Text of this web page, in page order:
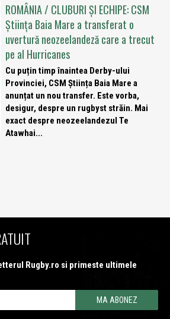
ROMÂNIA / CLUBURI ȘI ECHIPE: CSM
Știința Baia Mare a transferat o
uvertură neozeelandeză care a trecut
pe al Hurricanes
Cu puțin timp înaintea Derby-ului
Provinciei, CSM Știința Baia Mare a
anunțat un nou transfer. Este vorba,
desigur, despre un rugbyst străin. Mai
exact despre neozeelandezul Te
Atawhai...
Rugby.ro si primeste ultimele